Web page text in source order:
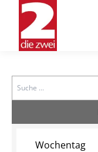
Search
Wochentag